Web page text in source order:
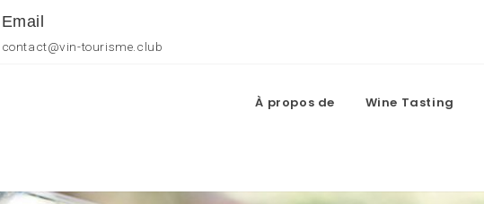
Email
contact@vin-tourisme.club
À propos de Wine Tasting